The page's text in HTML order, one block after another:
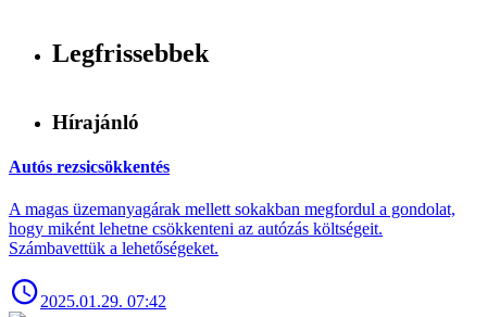
Legfrissebbek
Hírajánló
Autós rezsicsökkentés
A magas üzemanyagárak mellett sokakban megfordul a gondolat,
hogy miként lehetne csökkenteni az autózás költségeit.
Számbavettük a lehetőségeket.
2025.01.29. 07:42